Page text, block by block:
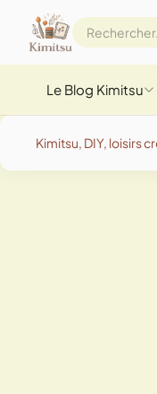
Le Blog Kimitsu
Kimitsu, DIY, loisirs